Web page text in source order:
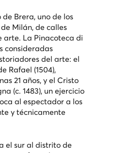
Brera, uno de los
Milán, de calles
arte. La Pinacoteca di
consideradas
del arte: el
Rafael (1504),
21 años, y el Cristo
(c. 1483), un ejercicio
al espectador a los
y técnicamente
el sur al distrito de